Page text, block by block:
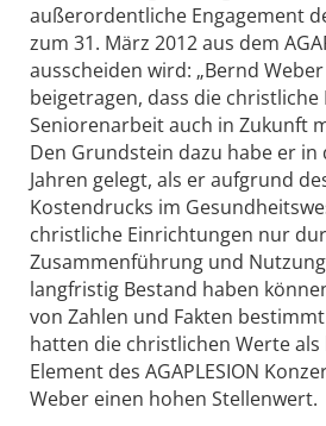
außerordentliche Engagement
zum 31. März 2012 aus dem
ausscheiden wird: „Bernd
beigetragen, dass die
Seniorenarbeit auch in Zukunft
Den Grundstein dazu habe er in
Jahren gelegt, als er aufgrund
Kostendrucks im
christliche Einrichtungen nur
Zusammenführung und
langfristig Bestand haben
von Zahlen und Fakten
hatten die christlichen Werte
Element des AGAPLESION
Weber einen hohen Stellenwert.